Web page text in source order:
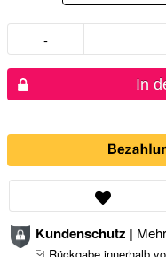
-
In
Kundenschutz |
Rückgabe innerhalb